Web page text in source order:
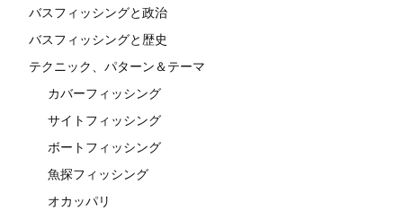
バスフィッシングと政治
バスフィッシングと歴史
テクニック、パターン＆テーマ
カバーフィッシング
サイトフィッシング
ボートフィッシング
魚探フィッシング
オカッパリ